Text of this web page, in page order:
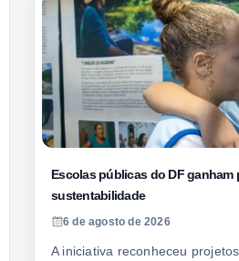
Escolas públicas do DF ganham
sustentabilidade
6 de agosto de 2026
A iniciativa reconheceu